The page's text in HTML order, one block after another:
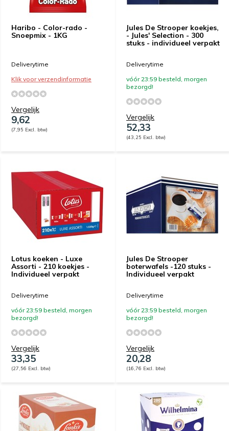
Haribo - Color-rado -
Snoepmix - 1KG
Deliverytime
Klik voor verzendinformatie
Vergelijk
9,62
(7,95 Excl. btw)
Jules De Strooper koekjes,
- Jules' Selection - 300
stuks - individueel verpakt
Deliverytime
vóór 23:59 besteld, morgen
bezorgd!
Vergelijk
52,33
(43,25 Excl. btw)
Lotus koeken - Luxe
Assorti - 210 koekjes -
Individueel verpakt
Deliverytime
vóór 23:59 besteld, morgen
bezorgd!
Vergelijk
33,35
(27,56 Excl. btw)
Jules De Strooper
boterwafels -120 stuks -
Individueel verpakt
Deliverytime
vóór 23:59 besteld, morgen
bezorgd!
Vergelijk
20,28
(16,76 Excl. btw)